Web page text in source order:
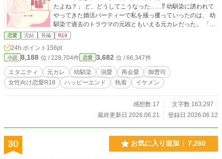
たよね？」 ど、どうしてこうなった……⁉︎ 幼馴染に誘われて
やってきた婚活パーティーで私を掻っ攫っていったのは、 幼
馴染で過去のトラウマの元凶ともいえる元カレだった。 「ど
うしても君を諦めきれない。必ず君の心を取り戻したいと思
ってるから――」 「俺の気持ち、言葉を信じられないなら、
体で証明するよ」 「俺なしじゃ生きられなくなればいい」 待
ったなしの求愛に、 もう逃げ道は残されていないようで
す……？ 幼馴染のスパダリホテルCEO 大道寺 悠 × 過去囚
われたままのコンプレックスに悩む社長令嬢 向坂 みのり ◆
利害一致婚のスピンオフですが、そちらを読んでいなくても
ついています。 ◆TL小説です。 ◆登場する人物・企業・団
体・設定はすべて、作者の妄想＆フィクションです。 ◆未熟
恋愛 完結 長編 R18
24h.ポイント 156pt
小説 8,188 位 / 228,704件 恋愛 3,682 位 / 66,347件
エタニティ 元カレ 幼馴染 溺愛 再会愛
御曹司
女性向け恋愛R18
ハッピーエンド 執着 イケメン
感想数 17
文字数 163,297
最終更新日 2026.06.21
登録日 2026.06.12
30 お気に入り追加 7,260